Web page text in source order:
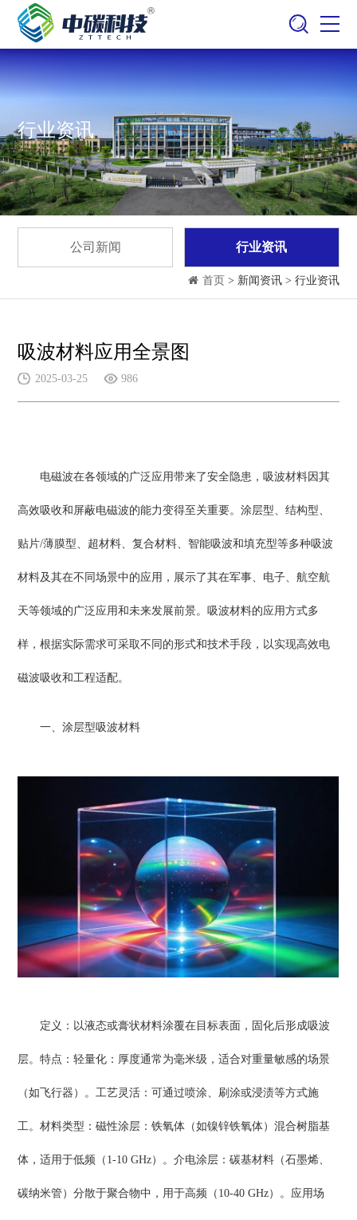
行业资讯
公司新闻 行业资讯
首页 > 新闻资讯 > 行业资讯
吸波材料应用全景图
2025-03-25 986
电磁波在各领域的广泛应用带来了安全隐患，吸波材料因其
高效吸收和屏蔽电磁波的能力变得至关重要。涂层型、结构型、
贴片/薄膜型、超材料、复合材料、智能吸波和填充型等多种吸波
材料及其在不同场景中的应用，展示了其在军事、电子、航空航
天等领域的广泛应用和未来发展前景。吸波材料的应用方式多
样，根据实际需求可采取不同的形式和技术手段，以实现高效电
磁波吸收和工程适配。
一、涂层型吸波材料
定义：以液态或膏状材料涂覆在目标表面，固化后形成吸波
层。特点：轻量化：厚度通常为毫米级，适合对重量敏感的场景
（如飞行器）。工艺灵活：可通过喷涂、刷涂或浸渍等方式施
工。材料类型：磁性涂层：铁氧体（如镍锌铁氧体）混合树脂基
体，适用于低频（1-10 GHz）。介电涂层：碳基材料（石墨烯、
碳纳米管）分散于聚合物中，用于高频（10-40 GHz）。应用场